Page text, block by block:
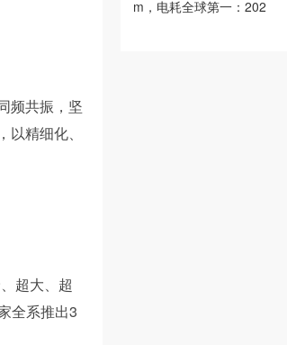
频共振，坚
精细化、
超大、超
全系推出3
m，电耗全球第一：202